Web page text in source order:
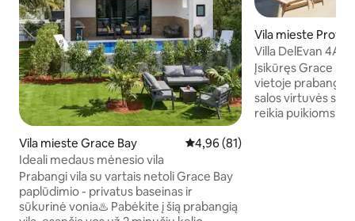
Vila mieste Grace Bay Vidutinis įvertinimas: 4,96 iš 5,
4,96 (81)
Ideali medaus mėnesio vila
Prabangi vila su vartais netoli Grace Bay
paplūdimio - privatus baseinas ir
sūkurinė vonia♨️ Pabėkite į šią prabangią
Vila mieste
Villa DelEvan 4A
villa
Įsikūręs Grace
vietoje prabangai,
salos virtuvės skoniui. Beveik
reikia puikioms